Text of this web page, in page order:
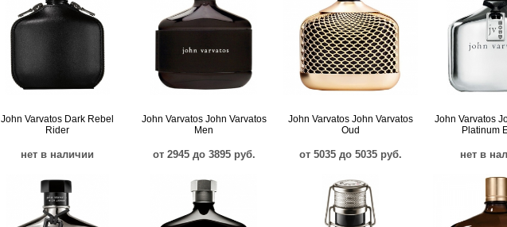
John Varvatos Dark Rebel
Rider
нет в наличии
John Varvatos John Varvatos
Men
от 2945 до 3895 руб.
John Varvatos John Varvatos
Oud
от 5035 до 5035 руб.
John Varvatos
Platinum
нет в